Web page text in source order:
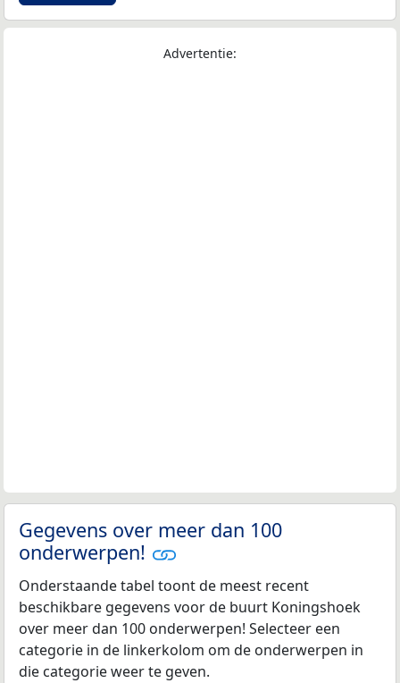
Advertentie:
Gegevens over meer dan 100
onderwerpen!
Onderstaande tabel toont de meest recent
beschikbare gegevens voor de buurt Koningshoek
over meer dan 100 onderwerpen! Selecteer een
categorie in de linkerkolom om de onderwerpen in
die categorie weer te geven.